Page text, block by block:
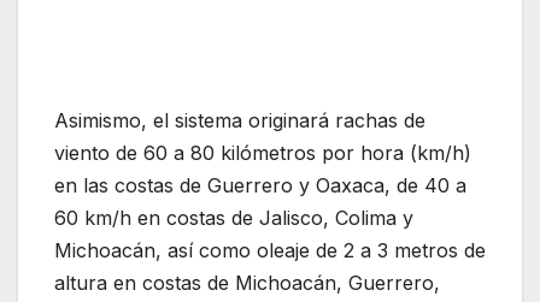
Asimismo, el sistema originará rachas de
viento de 60 a 80 kilómetros por hora (km/h)
en las costas de Guerrero y Oaxaca, de 40 a
60 km/h en costas de Jalisco, Colima y
Michoacán, así como oleaje de 2 a 3 metros de
altura en costas de Michoacán, Guerrero,